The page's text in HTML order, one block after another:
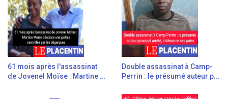
61 mois après l'assassinat
de Jovenel Moïse : Martine ...
Double assassinat à Camp-
Perrin : le présumé auteur p...